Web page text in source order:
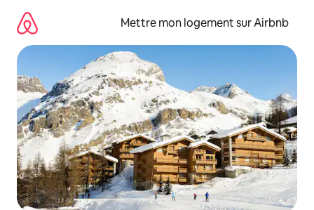
directement
contenu
Mettre mon logement sur Airbnb